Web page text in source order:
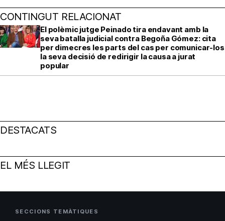
CONTINGUT RELACIONAT
El polèmic jutge Peinado tira endavant amb la
seva batalla judicial contra Begoña Gómez: cita
per dimecres les parts del cas per comunicar-los
la seva decisió de redirigir la causa a jurat
popular
DESTACATS
EL MÉS LLEGIT
SECCIONS TEMÀTIQUES